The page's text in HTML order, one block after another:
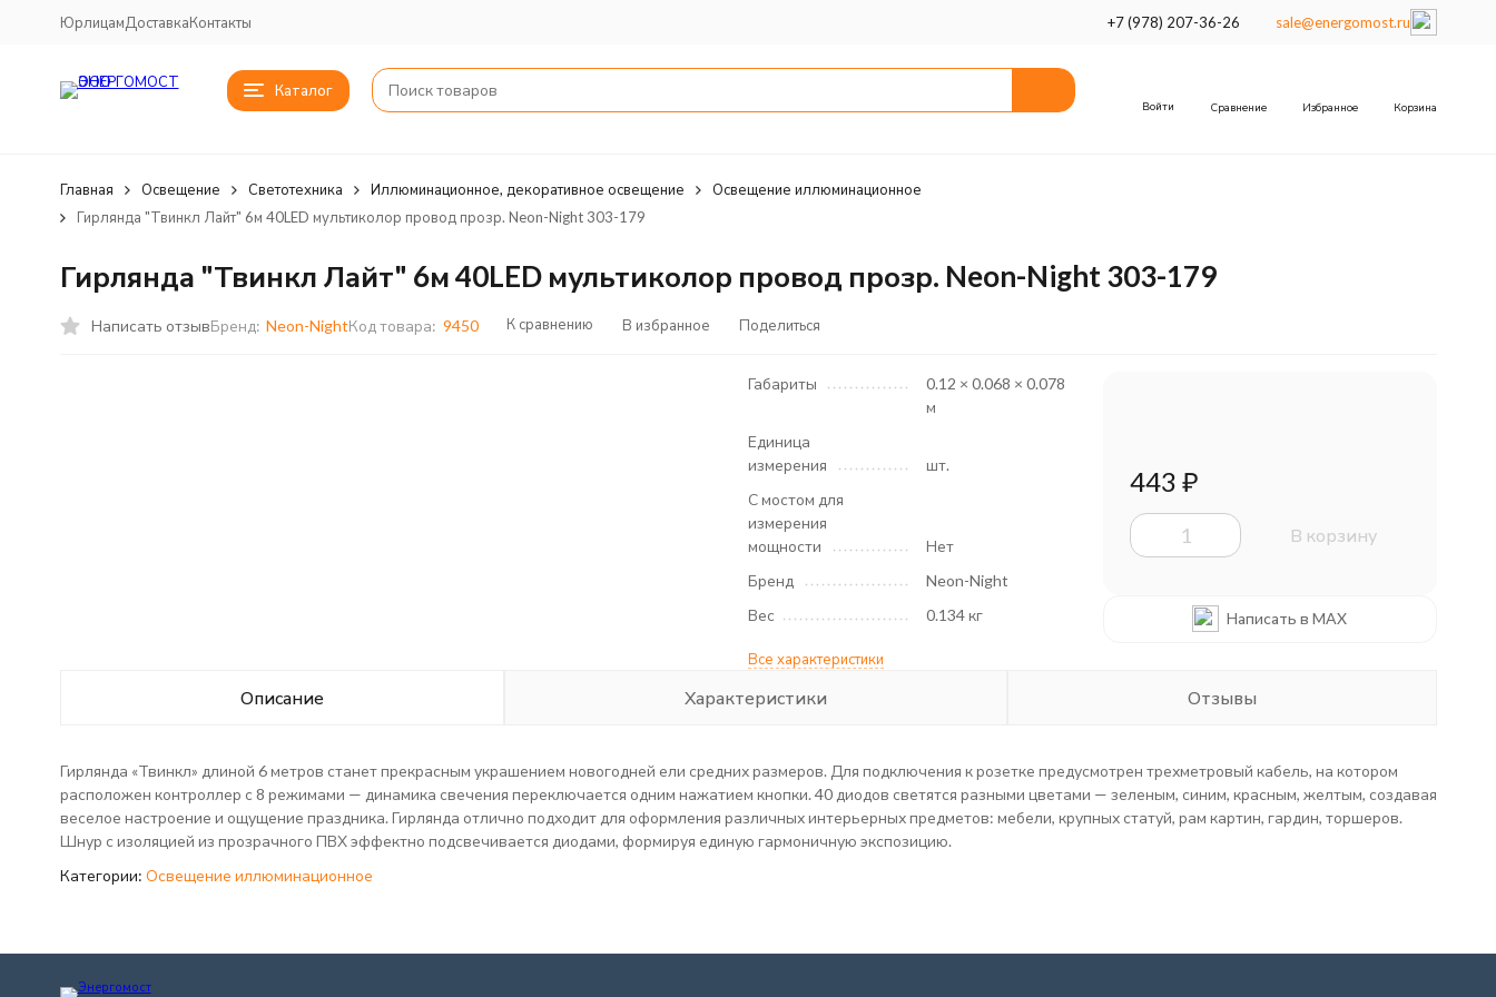
ЮрлицамДоставкаКонтакты +7 (978) 207-36-26 sale@energomost.ru
Каталог
Войти Сравнение Избранное Корзина
Главная Освещение Светотехника Иллюминационное, декоративное освещение
Освещение иллюминационное
Гирлянда "Твинкл Лайт" 6м 40LED мультиколор провод прозр. Neon-Night 303-179
Гирлянда "Твинкл Лайт" 6м 40LED мультиколор провод прозр. Neon-Night 303-179
Написать отзывБренд: Neon-NightКод товара: 9450 К сравнению В избранное Поделиться
Габариты
0.12 × 0.068 × 0.078
м
Единица
измерения
шт.
С мостом для
измерения
мощности
Нет
Бренд
Neon-Night
Вес
0.134 кг
Все характеристики
443 ₽
В корзину
Написать в MAX
Описание Характеристики Отзывы
Гирлянда «Твинкл» длиной 6 метров станет прекрасным украшением новогодней ели средних размеров. Для подключения к розетке предусмотрен трехметровый кабель, на котором
расположен контроллер с 8 режимами — динамика свечения переключается одним нажатием кнопки. 40 диодов светятся разными цветами — зеленым, синим, красным, желтым, создавая
веселое настроение и ощущение праздника. Гирлянда отлично подходит для оформления различных интерьерных предметов: мебели, крупных статуй, рам картин, гардин, торшеров.
Шнур с изоляцией из прозрачного ПВХ эффектно подсвечивается диодами, формируя единую гармоничную экспозицию.
Категории: Освещение иллюминационное